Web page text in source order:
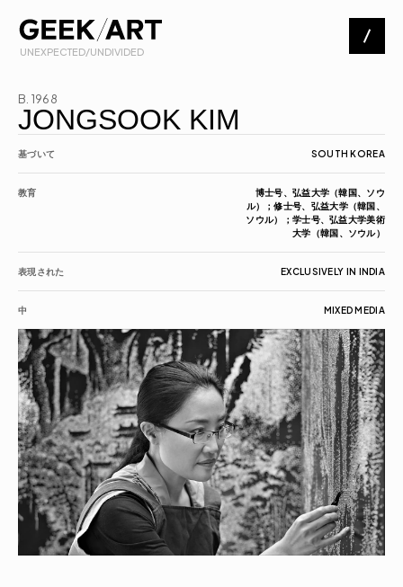
UNEXPECTED/UNDIVIDED
Artists
Exhibitions
Contact
B. 1968
JONGSOOK KIM
基づいて SOUTH KOREA
教育
博士号、弘益大学（韓国、ソウ
ル）；修士号、弘益大学（韓国、
ソウル）；学士号、弘益大学美術
大学（韓国、ソウル）
表現された EXCLUSIVELY IN INDIA
中 MIXED MEDIA